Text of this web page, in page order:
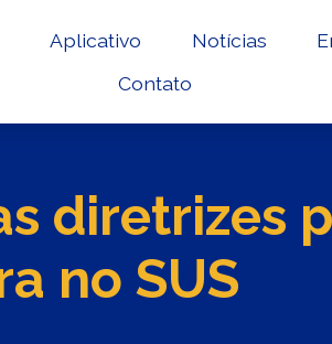
Aplicativo Notícias
Contato
diretrizes
no SUS